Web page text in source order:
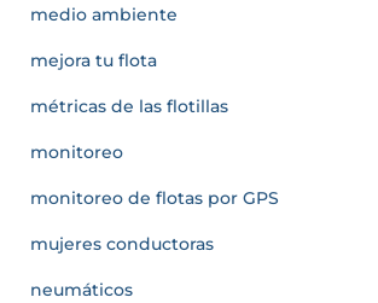
medio ambiente
mejora tu flota
métricas de las flotillas
monitoreo
monitoreo de flotas por GPS
mujeres conductoras
neumáticos